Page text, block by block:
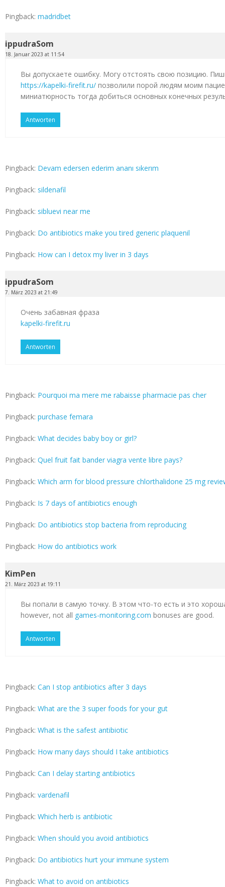
Pingback: madridbet
ippudraSom
18. Januar 2023 at 11:54
Вы допускаете ошибку. Могу отстоять свою позицию.
https://kapelki-firefit.ru/ позволили порой людям моим
миниатюрность тогда добиться основных конечных
Antworten
Pingback: Devam edersen ederim ananı sıkerım
Pingback: sildenafil
Pingback: sibluevi near me
Pingback: Do antibiotics make you tired generic plaquenil
Pingback: How can I detox my liver in 3 days
ippudraSom
7. März 2023 at 21:49
Очень забавная фраза
kapelki-firefit.ru
Antworten
Pingback: Pourquoi ma mere me rabaisse pharmacie pas cher
Pingback: purchase femara
Pingback: What decides baby boy or girl?
Pingback: Quel fruit fait bander viagra vente libre pays?
Pingback: Which arm for blood pressure chlorthalidone 25 mg
Pingback: Is 7 days of antibiotics enough
Pingback: Do antibiotics stop bacteria from reproducing
Pingback: How do antibiotics work
KimPen
21. März 2023 at 19:11
Вы попали в самую точку. В этом что-то есть и это
however, not all games-monitoring.com bonuses are good.
Antworten
Pingback: Can I stop antibiotics after 3 days
Pingback: What are the 3 super foods for your gut
Pingback: What is the safest antibiotic
Pingback: How many days should I take antibiotics
Pingback: Can I delay starting antibiotics
Pingback: vardenafil
Pingback: Which herb is antibiotic
Pingback: When should you avoid antibiotics
Pingback: Do antibiotics hurt your immune system
Pingback: What to avoid on antibiotics